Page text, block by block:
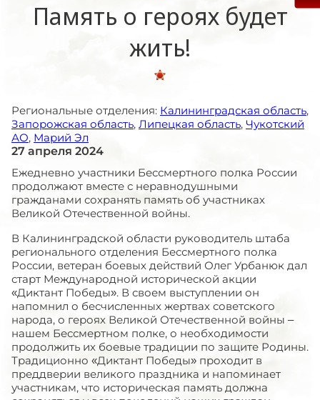
Память о героях будет
жить!
Региональные отделения: Калининградская область,
Запорожская область, Липецкая область, Чукотский
АО, Марий Эл
27 апреля 2024
Ежедневно участники Бессмертного полка России
продолжают вместе с неравнодушными
гражданами сохранять память об участниках
Великой Отечественной войны.
В Калининградской области руководитель штаба
регионального отделения Бессмертного полка
России, ветеран боевых действий Олег Урбанюк дал
старт Международной исторической акции
«Диктант Победы». В своем выступлении он
напомнил о бесчисленных жертвах советского
народа, о героях Великой Отечественной войны –
нашем Бессмертном полке, о необходимости
продолжить их боевые традиции по защите Родины.
Традиционно «Диктант Победы» проходит в
преддверии великого праздника и напоминает
участникам, что историческая память должна